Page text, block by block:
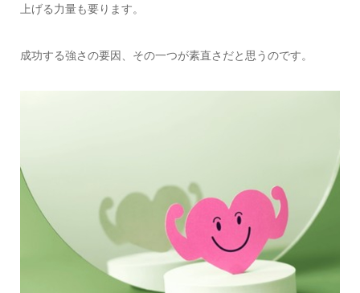
上げる力量も要ります。
成功する強さの要因、その一つが素直さだと思うのです。